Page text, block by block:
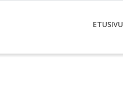
ETUSIVU